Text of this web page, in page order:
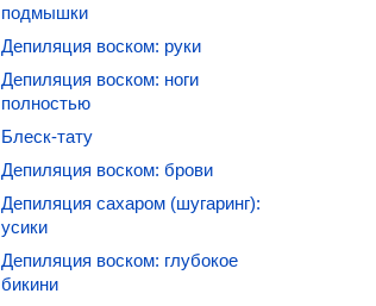
подмышки
Депиляция воском: руки
Депиляция воском: ноги
полностью
Блеск-тату
Депиляция воском: брови
Депиляция сахаром (шугаринг):
усики
Депиляция воском: глубокое
бикини